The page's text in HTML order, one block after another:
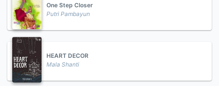
One Step Closer
Putri Pambayun
HEART DECOR
Mala Shanti